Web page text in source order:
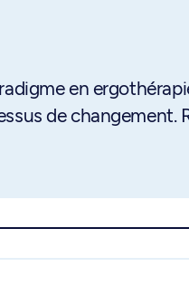
en
de changement.